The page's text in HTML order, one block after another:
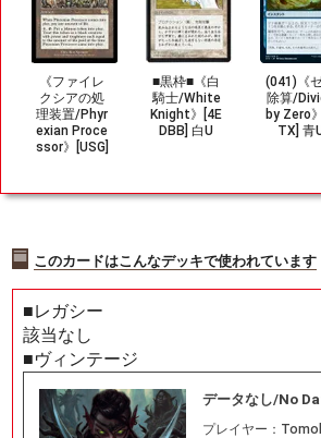
《ファイレ
クシアの処
理装置/Phyr
exian Proce
ssor》[USG]
■黒枠■《白
騎士/White
Knight》[4E
DBB] 白U
(041)《
除算/
by Zero
TX] 青
このカードはこんなデッキで使われています
■レガシー
該当なし
■ヴィンテージ
データなし/No
プレイヤー：